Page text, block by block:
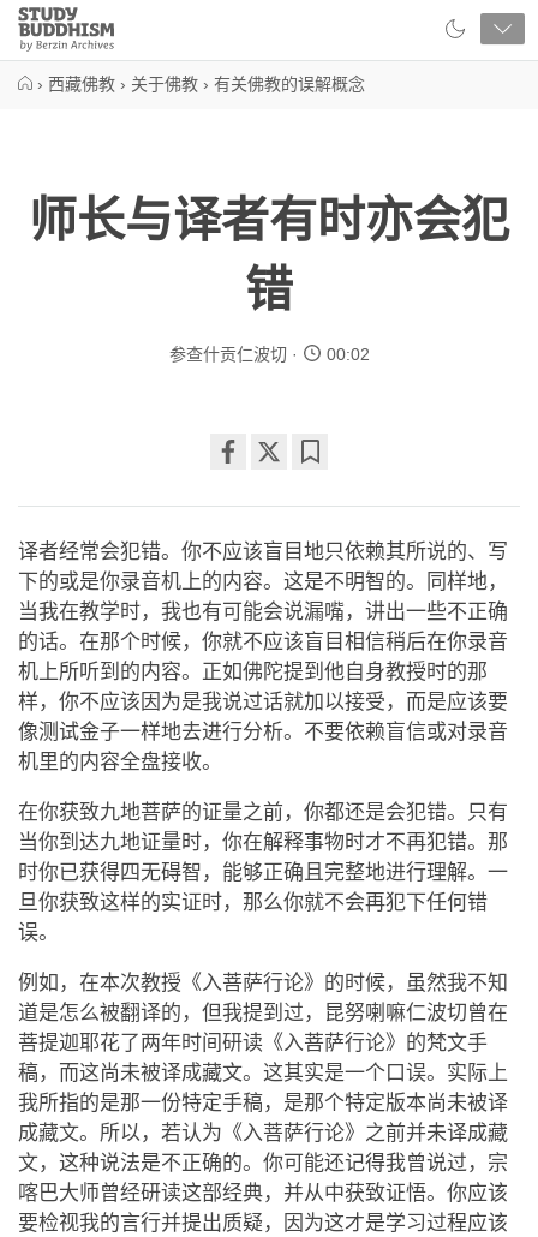
Close
Study
Buddhism
› 西藏佛教 › 关于佛教 › 有关佛教的误解概念
师长与译者有时亦会犯
错
参查什贡仁波切 00:02
on
facebook
译者经常会犯错。你不应该盲目地只依赖其所说的、写
下的或是你录音机上的内容。这是不明智的。同样地，
当我在教学时，我也有可能会说漏嘴，讲出一些不正确
的话。在那个时候，你就不应该盲目相信稍后在你录音
机上所听到的内容。正如佛陀提到他自身教授时的那
样，你不应该因为是我说过话就加以接受，而是应该要
像测试金子一样地去进行分析。不要依赖盲信或对录音
机里的内容全盘接收。
在你获致九地菩萨的证量之前，你都还是会犯错。只有
当你到达九地证量时，你在解释事物时才不再犯错。那
时你已获得四无碍智，能够正确且完整地进行理解。一
旦你获致这样的实证时，那么你就不会再犯下任何错
误。
例如，在本次教授《入菩萨行论》的时候，虽然我不知
道是怎么被翻译的，但我提到过，昆努喇嘛仁波切曾在
菩提迦耶花了两年时间研读《入菩萨行论》的梵文手
稿，而这尚未被译成藏文。这其实是一个口误。实际上
我所指的是那一份特定手稿，是那个特定版本尚未被译
成藏文。所以，若认为《入菩萨行论》之前并未译成藏
文，这种说法是不正确的。你可能还记得我曾说过，宗
喀巴大师曾经研读这部经典，并从中获致证悟。你应该
要检视我的言行并提出质疑，因为这才是学习过程应该